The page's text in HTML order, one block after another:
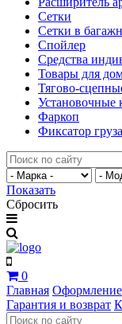
Сетки
Сетки в
Спойлер
Средства
Товары для
Тягово-
Установочные
Фаркоп
Фиксатор груза
Показать
Сбросить
0
Главная Оформление
Гарантия и возврат